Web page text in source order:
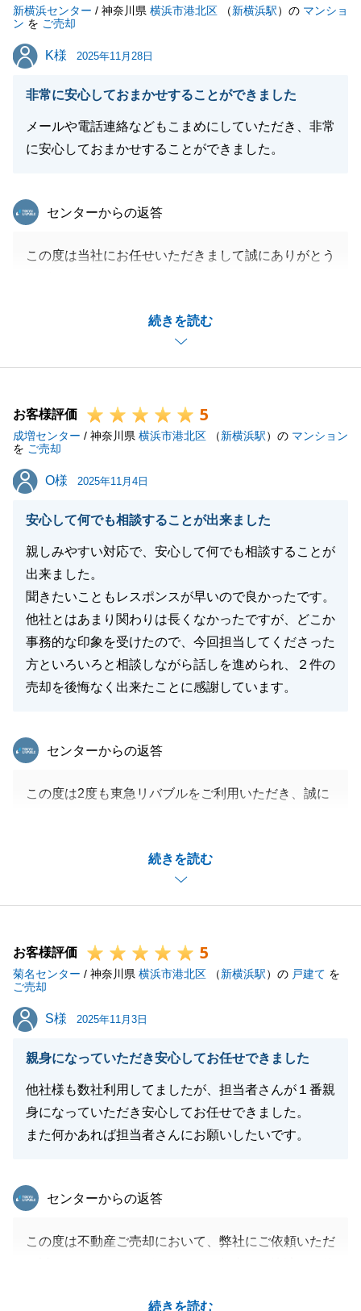
また、不動産のご相談をお持ちのお知り合いがいらっ
しゃいましたら、ご紹介をいただけますと幸いです。
今後とも宜しくお願い申し上げます。
閉じる
新横浜センター / 神奈川県 横浜市港北区 （新横浜駅）の マンショ
ン を ご売却
K様
K様 2025年11月28日
非常に安心しておまかせすることができました
メールや電話連絡などもこまめにしていただき、非常
に安心しておまかせすることができました。
続きを読む
東急リバブル
センターからの返答
この度は当社にお任せいただきまして誠にありがとう
しとスムーズに進めることができました。
また、不動産のご相談をお持ちのお知り合いがいらっ
しゃいましたら、ご紹介をいただけますと幸いです。
お客様評価 5
成増センター / 神奈川県 横浜市港北区 （新横浜駅）の マンション
を ご売却
O様
O様 2025年11月4日
安心して何でも相談することが出来ました
親しみやすい対応で、安心して何でも相談することが
出来ました。
聞きたいこともレスポンスが早いので良かったです。
他社とはあまり関わりは長くなかったですが、どこか
事務的な印象を受けたので、今回担当してくださった
方といろいろと相談しながら話しを進められ、２件の
売却を後悔なく出来たことに感謝しています。
続きを読む
東急リバブル
センターからの返答
この度は2度も東急リバブルをご利用いただき、誠に
談頂きありがとうございました。
_引き続き不動産に関するお悩みやご相談などござい
ましたらお気軽に御連絡頂けますと幸いです。
お客様評価 5
菊名センター / 神奈川県 横浜市港北区 （新横浜駅）の 戸建て を
ご売却
S様
S様 2025年11月3日
親身になっていただき安心してお任せできました
他社様も数社利用してましたが、担当者さんが１番親
身になっていただき安心してお任せできました。
また何かあれば担当者さんにお願いしたいです。
続きを読む
東急リバブル
センターからの返答
この度は不動産ご売却において、弊社にご依頼いただ